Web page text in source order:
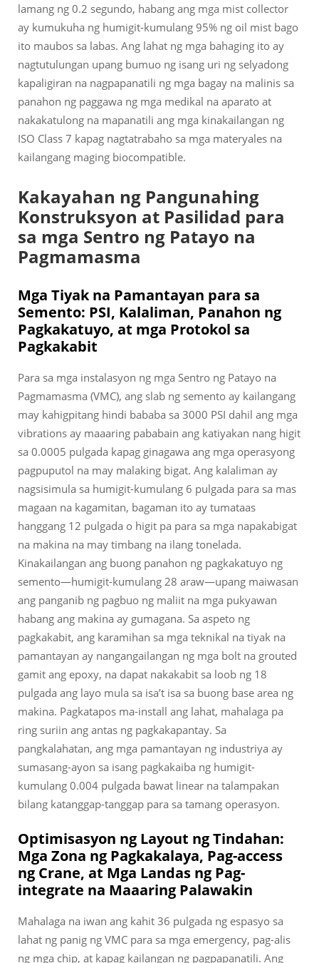
lamang ng 0.2 segundo, habang ang mga mist collector
ay kumukuha ng humigit-kumulang 95% ng oil mist bago
ito maubos sa labas. Ang lahat ng mga bahaging ito ay
nagtutulungan upang bumuo ng isang uri ng selyadong
kapaligiran na nagpapanatili ng mga bagay na malinis sa
panahon ng paggawa ng mga medikal na aparato at
nakakatulong na mapanatili ang mga kinakailangan ng
ISO Class 7 kapag nagtatrabaho sa mga materyales na
kailangang maging biocompatible.
Kakayahan ng Pangunahing
Konstruksyon at Pasilidad para
sa mga Sentro ng Patayo na
Pagmamasma
Mga Tiyak na Pamantayan para sa
Semento: PSI, Kalaliman, Panahon ng
Pagkakatuyo, at mga Protokol sa
Pagkakabit
Para sa mga instalasyon ng mga Sentro ng Patayo na
Pagmamasma (VMC), ang slab ng semento ay kailangang
may kahigpitang hindi bababa sa 3000 PSI dahil ang mga
vibrations ay maaaring pababain ang katiyakan nang higit
sa 0.0005 pulgada kapag ginagawa ang mga operasyong
pagpuputol na may malaking bigat. Ang kalaliman ay
nagsisimula sa humigit-kumulang 6 pulgada para sa mas
magaan na kagamitan, bagaman ito ay tumataas
hanggang 12 pulgada o higit pa para sa mga napakabigat
na makina na may timbang na ilang tonelada.
Kinakailangan ang buong panahon ng pagkakatuyo ng
semento—humigit-kumulang 28 araw—upang maiwasan
ang panganib ng pagbuo ng maliit na mga pukyawan
habang ang makina ay gumagana. Sa aspeto ng
pagkakabit, ang karamihan sa mga teknikal na tiyak na
pamantayan ay nangangailangan ng mga bolt na grouted
gamit ang epoxy, na dapat nakakabit sa loob ng 18
pulgada ang layo mula sa isa’t isa sa buong base area ng
makina. Pagkatapos ma-install ang lahat, mahalaga pa
ring suriin ang antas ng pagkakapantay. Sa
pangkalahatan, ang mga pamantayan ng industriya ay
sumasang-ayon sa isang pagkakaiba ng humigit-
kumulang 0.004 pulgada bawat linear na talampakan
bilang katanggap-tanggap para sa tamang operasyon.
Optimisasyon ng Layout ng Tindahan:
Mga Zona ng Pagkakalaya, Pag-access
ng Crane, at Mga Landas ng Pag-
integrate na Maaaring Palawakin
Mahalaga na iwan ang kahit 36 pulgada ng espasyo sa
lahat ng panig ng VMC para sa mga emergency, pag-alis
ng mga chip, at kapag kailangan ng pagpapanatili. Ang